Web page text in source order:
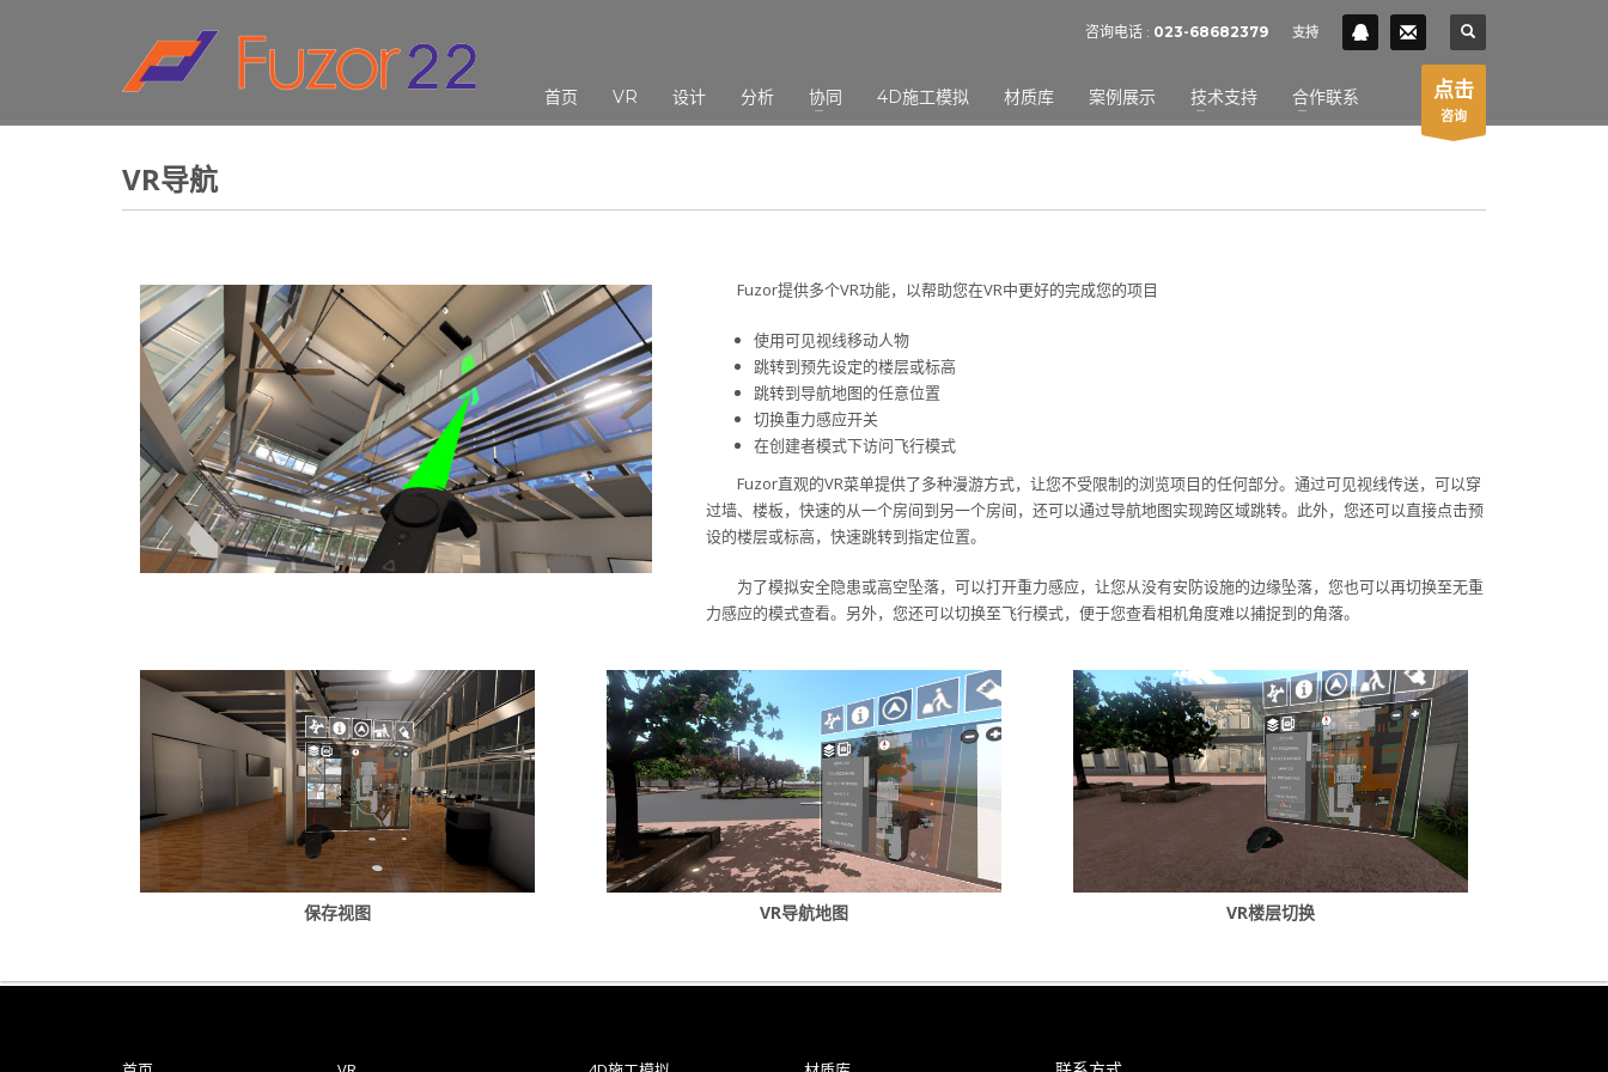
HOW TO SHOP
1 Login or create new account.
SHOWROOM HOURS
Sat - 9:00AM-5:00PM
Sundays by appointment only!
咨询电话 : 023-68682379 支持
首页 VR 设计 分析 协同 4D施工模拟 材质库 案例展示 技术支持 合作联系 点击
咨询
VR导航
Fuzor提供多个VR功能，以帮助您在VR中更好的完成您的项目
使用可见视线移动人物
跳转到预先设定的楼层或标高
跳转到导航地图的任意位置
切换重力感应开关
在创建者模式下访问飞行模式
Fuzor直观的VR菜单提供了多种漫游方式，让您不受限制的浏览项目的任何部分。通过可见视线传送，可以穿
过墙、楼板，快速的从一个房间到另一个房间，还可以通过导航地图实现跨区域跳转。此外，您还可以直接点击预
设的楼层或标高，快速跳转到指定位置。
为了模拟安全隐患或高空坠落，可以打开重力感应，让您从没有安防设施的边缘坠落，您也可以再切换至无重
力感应的模式查看。另外，您还可以切换至飞行模式，便于您查看相机角度难以捕捉到的角落。
保存视图 VR导航地图 VR楼层切换